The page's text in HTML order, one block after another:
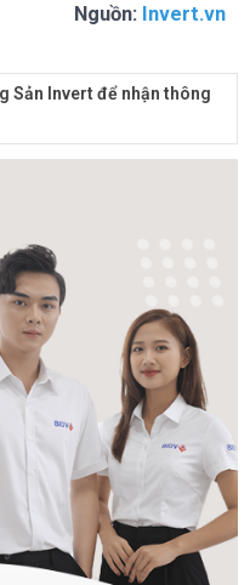
Nguồn: Invert.vn
Sản Invert để nhận thông